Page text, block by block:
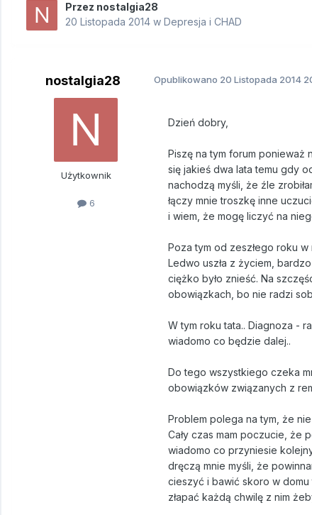
Przez nostalgia28
20 Listopada 2014 w Depresja i CHAD
nostalgia28
Użytkownik
6
Opublikowano 20 Listopada 2014
Dzień dobry,
Piszę na tym forum ponieważ
się jakieś dwa lata temu gdy
nachodzą myśli, że źle
łączy mnie troszkę inne
i wiem, że mogę liczyć na
Poza tym od zeszłego roku
Ledwo uszła z życiem,
ciężko było znieść. Na
obowiązkach, bo nie radzi
W tym roku tata.. Diagnoza -
wiadomo co będzie dalej..
Do tego wszystkiego czeka
obowiązków związanych z
Problem polega na tym, że
Cały czas mam poczucie, że
wiadomo co przyniesie
dręczą mnie myśli, że
cieszyć i bawić skoro w domu
złapać każdą chwilę z nim